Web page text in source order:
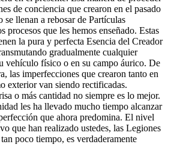
de conciencia que crearon en el pasado
llenan a rebosar de Partículas
procesos que les hemos enseñado. Estas
la pura y perfecta Esencia del Creador
gradualmente cualquier
vehículo físico o en su campo áurico. De
las imperfecciones que crearon tanto en
exterior van siendo rectificadas.
o más cantidad no siempre es lo mejor.
les ha llevado mucho tiempo alcanzar
que ahora predomina. El nivel
que han realizado ustedes, las Legiones
poco tiempo, es verdaderamente